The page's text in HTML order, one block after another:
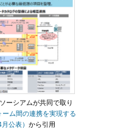
ーシアムが共同で取り
ーム間の連携を実現する
公表） から引用